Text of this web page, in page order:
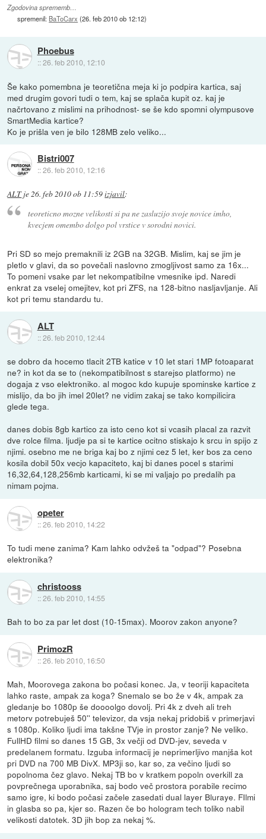
Zgodovina sprememb…
spremenil: BaToCarx (26. feb 2010 ob 12:12)
Phoebus
::26. feb 2010, 12:10
Še kako pomembna je teoretična meja ki jo podpira kartica, saj
med drugim govori tudi o tem, kaj se splača kupit oz. kaj je
načrtovano z mislimi na prihodnost- se še kdo spomni olympusove
SmartMedia kartice?
Ko je prišla ven je bilo 128MB zelo veliko...
Bistri007
::26. feb 2010, 12:16
ALTje26. feb 2010 ob 11:59izjavil:
teoreticno mozne velikosti si pa ne zasluzijo svoje novice imho,
kvecjem omembo dolgo pol vrstice v sorodni novici.
Pri SD so mejo premaknili iz 2GB na 32GB. Mislim, kaj se jim je
pletlo v glavi, da so povečali naslovno zmogljivost samo za 16x...
To pomeni vsake par let nekompatibilne vmesnike ipd. Naredi
enkrat za vselej omejitev, kot pri ZFS, na 128-bitno nasljavljanje. Ali
kot pri temu standardu tu.
ALT
::26. feb 2010, 12:44
se dobro da hocemo tlacit 2TB katice v 10 let stari 1MP fotoaparat
ne? in kot da se to (nekompatibilnost s starejso platformo) ne
dogaja z vso elektroniko. al mogoc kdo kupuje spominske kartice z
mislijo, da bo jih imel 20let? ne vidim zakaj se tako kompilicira
glede tega.
danes dobis 8gb kartico za isto ceno kot si vcasih placal za razvit
dve rolce filma. ljudje pa si te kartice ocitno stiskajo k srcu in spijo z
njimi. osebno me ne briga kaj bo z njimi cez 5 let, ker bos za ceno
kosila dobil 50x vecjo kapaciteto, kaj bi danes pocel s starimi
16,32,64,128,256mb karticami, ki se mi valjajo po predalih pa
nimam pojma.
opeter
::26. feb 2010, 14:22
To tudi mene zanima? Kam lahko odvžeš ta "odpad"? Posebna
elektronika?
christooss
::26. feb 2010, 14:55
Bah to bo za par let dost (10-15max). Moorov zakon anyone?
PrimozR
::26. feb 2010, 16:50
Mah, Moorovega zakona bo počasi konec. Ja, v teoriji kapaciteta
lahko raste, ampak za koga? Snemalo se bo že v 4k, ampak za
gledanje bo 1080p še doooolgo dovolj. Pri 4k z dveh ali treh
metorv potrebuješ 50'' televizor, da vsja nekaj pridobiš v primerjavi
s 1080p. Koliko ljudi ima takšne TVje in prostor zanje? Ne veliko.
FullHD filmi so danes 15 GB, 3x večji od DVD-jev, seveda v
predelanem formatu. Izguba informacij je neprimerljivo manjša kot
pri DVD na 700 MB DivX. MP3ji so, kar so, za večino ljudi so
popolnoma čez glavo. Nekaj TB bo v kratkem popoln overkill za
povprečnega uporabnika, saj bodo več prostora porabile recimo
samo igre, ki bodo počasi začele zasedati dual layer Bluraye. FIlmi
in glasba so pa, kjer so. Razen če bo hologram tech toliko nabil
velikosti datotek. 3D jih bop za nekaj %.